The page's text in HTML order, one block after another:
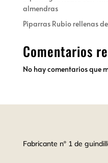
almendras
Piparras Rubio rellenas
Comentarios
No hay comentarios que
Fabricante nº 1 de